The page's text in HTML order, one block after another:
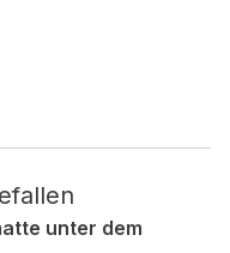
unter dem